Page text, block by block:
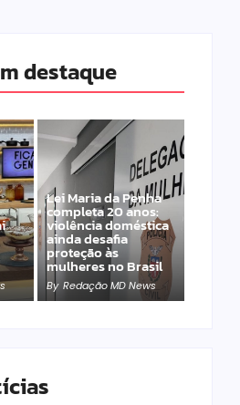
destaque
Lei Maria da Penha
completa 20 anos:
violência doméstica
ainda desafia
proteção às
mulheres no Brasil
By Redação MD News